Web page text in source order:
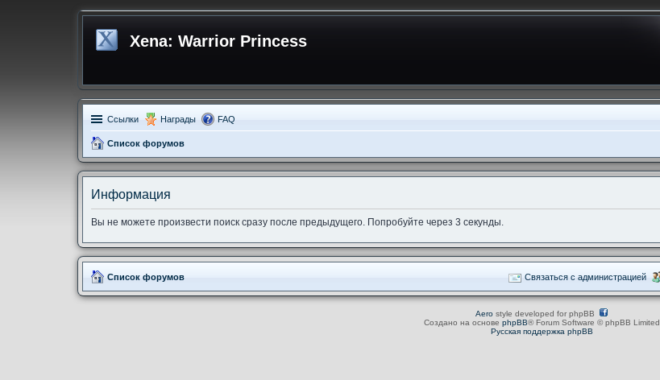
Xena: Warrior Princess
Ссылки Награды FAQ
Список форумов
Информация
Вы не можете произвести поиск сразу после предыдущего. Попробуйте через 3 секунды.
Список форумов Связаться с администрацией
Aero style developed for phpBB
Создано на основе phpBB® Forum Software © phpBB Limited
Русская поддержка phpBB